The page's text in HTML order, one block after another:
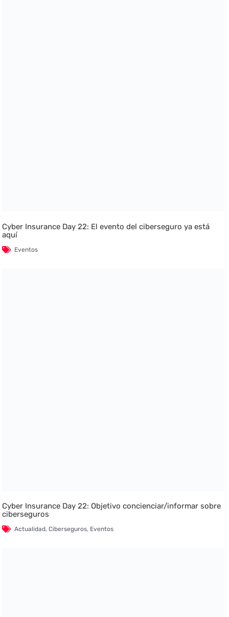
Cyber Insurance Day 22: El evento del ciberseguro ya está
aquí
Eventos
Cyber Insurance Day 22: Objetivo concienciar/informar sobre
ciberseguros
Actualidad,Ciberseguros, Eventos